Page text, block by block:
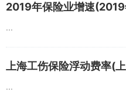
2019年保险业增速
...
上海工伤保险浮动费率(
...